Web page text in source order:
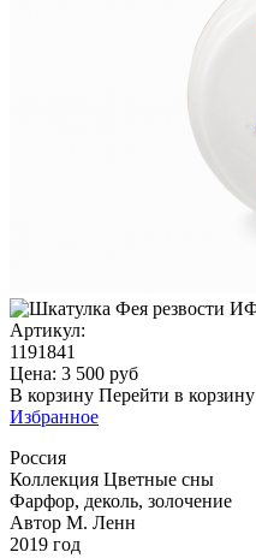
Артикул:
1191841
Цена: 3 500 руб
В корзину Перейти в корзину
Избранное
Россия
Коллекция Цветные сны
Фарфор, деколь, золочение
Автор М. Ленн
2019 год